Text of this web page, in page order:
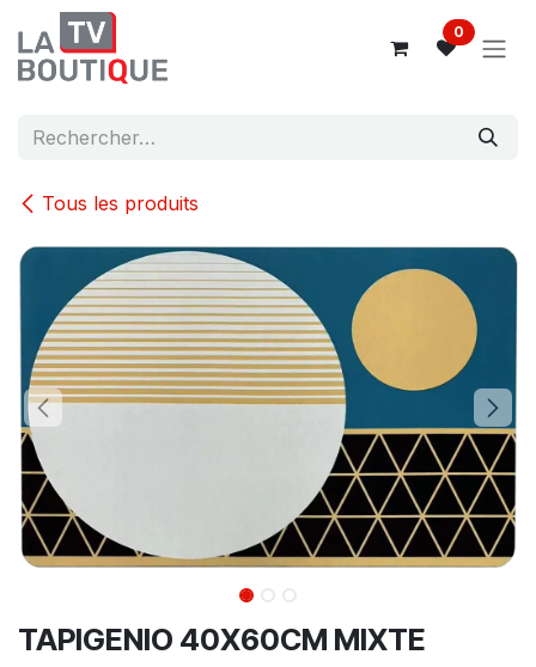
Se rendre au contenu
0
Tous les produits
TAPIGENIO 40X60CM MIXTE